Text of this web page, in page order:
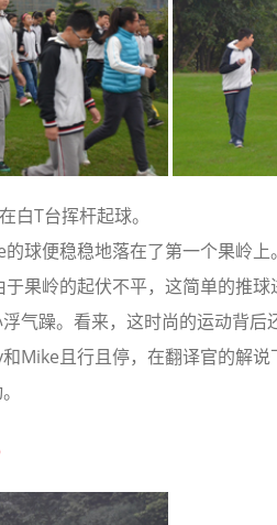
球便稳稳地落在了第一个果岭上。